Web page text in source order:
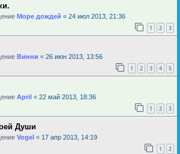
Море дождей « 24 июл 2013, 21:36
1 2 3
Винни « 26 июн 2013, 13:56
1 2 3 4 5
April « 22 май 2013, 18:36
1 2 3
Души
Vogel « 17 апр 2013, 14:19
1 2